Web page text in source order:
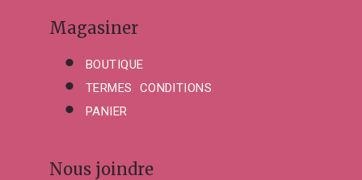
Magasiner
BOUTIQUE
TERMES CONDITIONS
PANIER
Nous joindre